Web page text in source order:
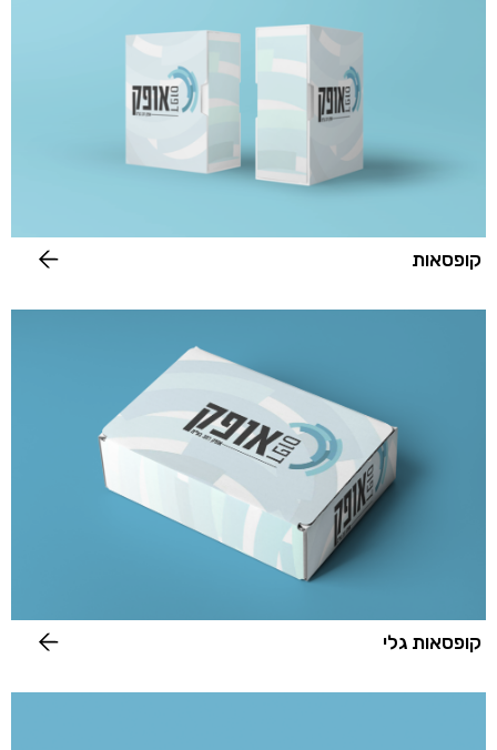
קופסאות
קופסאות גלי